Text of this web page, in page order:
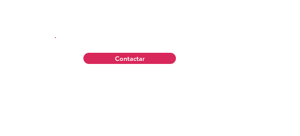
Contactar